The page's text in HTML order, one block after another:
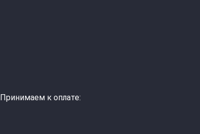
Принимаем к оплате: